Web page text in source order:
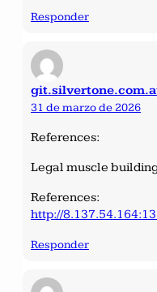
Responder
31 de marzo de 2026
References:
Legal muscle
References:
http://
Responder